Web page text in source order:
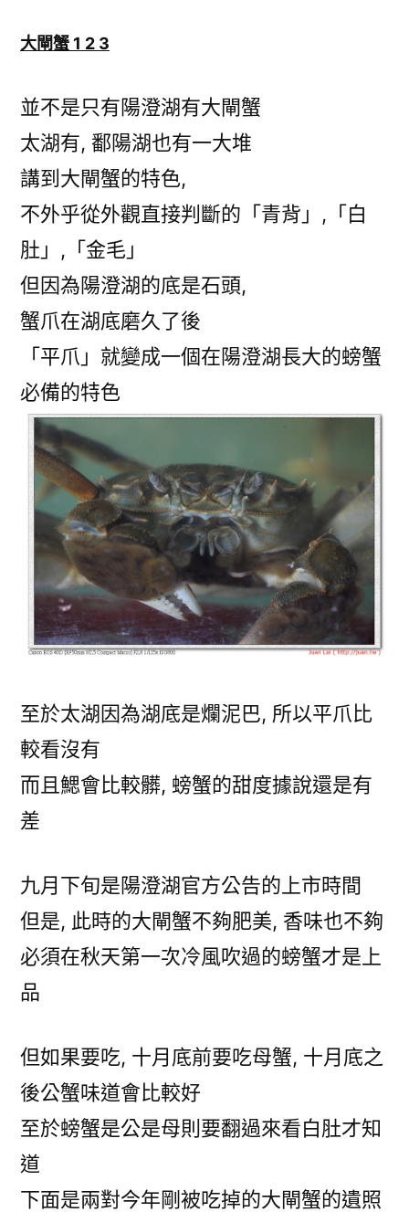
大閘蟹 1 2 3
並不是只有陽澄湖有大閘蟹
太湖有, 鄱陽湖也有一大堆
講到大閘蟹的特色,
不外乎從外觀直接判斷的「青背」,「白
肚」,「金毛」
但因為陽澄湖的底是石頭,
蟹爪在湖底磨久了後
「平爪」就變成一個在陽澄湖長大的螃蟹
必備的特色
至於太湖因為湖底是爛泥巴, 所以平爪比
較看沒有
而且鰓會比較髒, 螃蟹的甜度據說還是有
差
九月下旬是陽澄湖官方公告的上市時間
但是, 此時的大閘蟹不夠肥美, 香味也不夠
必須在秋天第一次冷風吹過的螃蟹才是上
品
但如果要吃, 十月底前要吃母蟹, 十月底之
後公蟹味道會比較好
至於螃蟹是公是母則要翻過來看白肚才知
道
下面是兩對今年剛被吃掉的大閘蟹的遺照